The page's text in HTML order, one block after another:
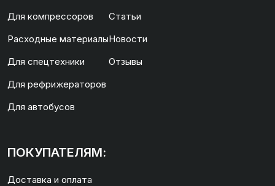
Для компрессоров
Расходные материалы
Для спецтехники
Для рефрижераторов
Для автобусов
Статьи
Новости
Отзывы
ПОКУПАТЕЛЯМ:
Доставка и оплата